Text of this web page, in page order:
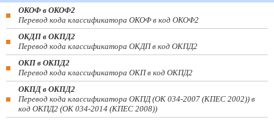
ОКОФ в ОКОФ2
Перевод кода классификатора ОКОФ в код ОКОФ2
ОКДП в ОКПД2
Перевод кода классификатора ОКДП в код ОКПД2
ОКП в ОКПД2
Перевод кода классификатора ОКП в код ОКПД2
ОКПД в ОКПД2
Перевод кода классификатора ОКПД (ОК 034-2007 (КПЕС 2002)) в
код ОКПД2 (ОК 034-2014 (КПЕС 2008))